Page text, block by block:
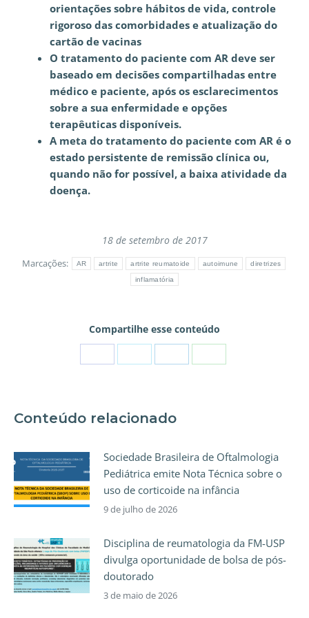
orientações sobre hábitos de vida, controle
rigoroso das comorbidades e atualização do
cartão de vacinas
O tratamento do paciente com AR deve ser
baseado em decisões compartilhadas entre
médico e paciente, após os esclarecimentos
sobre a sua enfermidade e opções
terapêuticas disponíveis.
A meta do tratamento do paciente com AR é o
estado persistente de remissão clínica ou,
quando não for possível, a baixa atividade da
doença.
18 de setembro de 2017
Marcações: AR artrite artrite reumatoide autoimune diretrizes
inflamatória
Compartilhe esse conteúdo
Conteúdo relacionado
Sociedade Brasileira de Oftalmologia
Pediátrica emite Nota Técnica sobre o
uso de corticoide na infância
9 de julho de 2026
Disciplina de reumatologia da FM-USP
divulga oportunidade de bolsa de pós-
doutorado
3 de maio de 2026